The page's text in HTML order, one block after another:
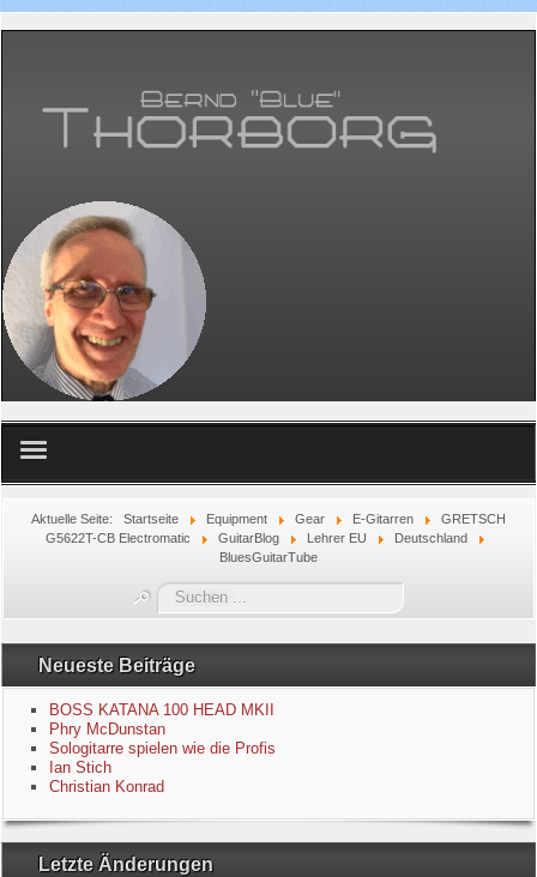
Equipment
GuitarBlog
Kontakt
Impressum
Datenschutzerklärung
Aktuelle Seite: Startseite Equipment Gear E-Gitarren
GRETSCH
G5622T-CB Electromatic
GuitarBlog Lehrer EU
Deutschland
BluesGuitarTube
Suchen
...
Neueste Beiträge
BOSS KATANA 100 HEAD MKII
Phry McDunstan
Sologitarre spielen wie die Profis
Ian Stich
Christian Konrad
Letzte Änderungen